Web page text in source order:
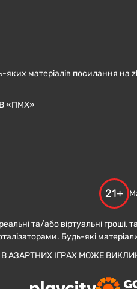
яких матеріалів посилання на
«ПМХ»
21+
та/або віртуальні
Будь-які
В АЗАРТНИХ ІГРАХ МОЖЕ